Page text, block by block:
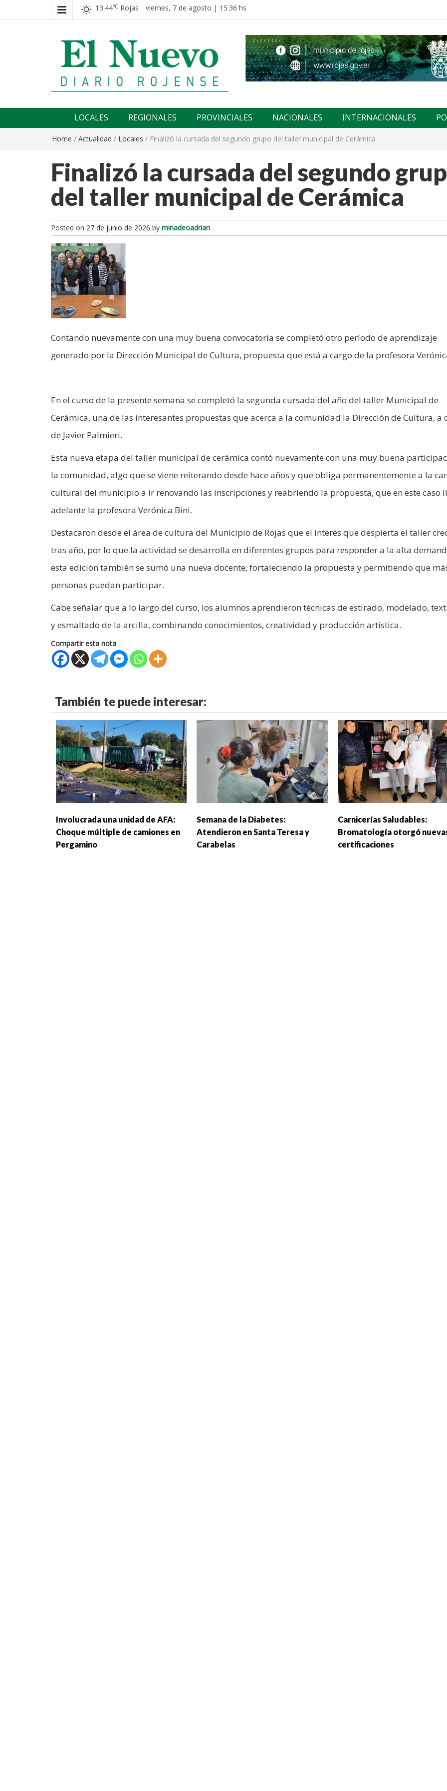
13.44℃ Rojas viernes, 7 de agosto | 15:36 hs
El nuevo rojense
LOCALES REGIONALES PROVINCIALES NACIONALES INTERNACIONALES
Home / Actualidad / Locales / Finalizó la cursada del segundo grupo del taller municipal de Cerámica
Finalizó la cursada del segundo
del taller municipal de Cerámica
Posted on 27 de junio de 2026 by minadeoadrian
Contando nuevamente con una muy buena convocatoria se completó otro período de aprendizaje
generado por la Dirección Municipal de Cultura, propuesta que está a cargo de la profesora
En el curso de la presente semana se completó la segunda cursada del año del taller Municipal de
Cerámica, una de las interesantes propuestas que acerca a la comunidad la Dirección de Cultura, a
de Javier Palmieri.
Esta nueva etapa del taller municipal de cerámica contó nuevamente con una muy buena
la comunidad, algo que se viene reiterando desde hace años y que obliga permanentemente a la
cultural del municipio a ir renovando las inscripciones y reabriendo la propuesta, que en este caso
adelante la profesora Verónica Bini.
Destacaron desde el área de cultura del Municipio de Rojas que el interés que despierta el taller
tras año, por lo que la actividad se desarrolla en diferentes grupos para responder a la alta
esta edición también se sumó una nueva docente, fortaleciendo la propuesta y permitiendo que
personas puedan participar.
Cabe señalar que a lo largo del curso, los alumnos aprendieron técnicas de estirado, modelado,
y esmaltado de la arcilla, combinando conocimientos, creatividad y producción artística.
Compartir esta nota
También te puede interesar:
Involucrada una unidad de AFA:
Choque múltiple de camiones en
Pergamino
Semana de la Diabetes:
Atendieron en Santa Teresa y
Carabelas
Carnicerías Saludables:
Bromatología otorgó
certificaciones